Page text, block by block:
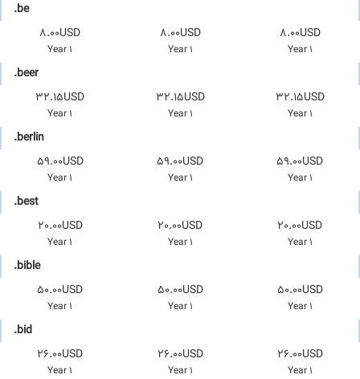
.be
8.00USD
1 Year
8.00USD
1 Year
8.00USD
1 Year
.beer
32.15USD
1 Year
32.15USD
1 Year
32.15USD
1 Year
.berlin
59.00USD
1 Year
59.00USD
1 Year
59.00USD
1 Year
.best
20.00USD
1 Year
20.00USD
1 Year
20.00USD
1 Year
.bible
50.00USD
1 Year
50.00USD
1 Year
50.00USD
1 Year
.bid
26.00USD
1 Year
26.00USD
1 Year
26.00USD
1 Year